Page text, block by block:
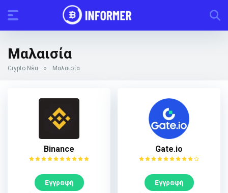
Μαλαισία
Crypto Νέα » Μαλαισία
Binance
Εγγραφή
Gate.io
Εγγραφή